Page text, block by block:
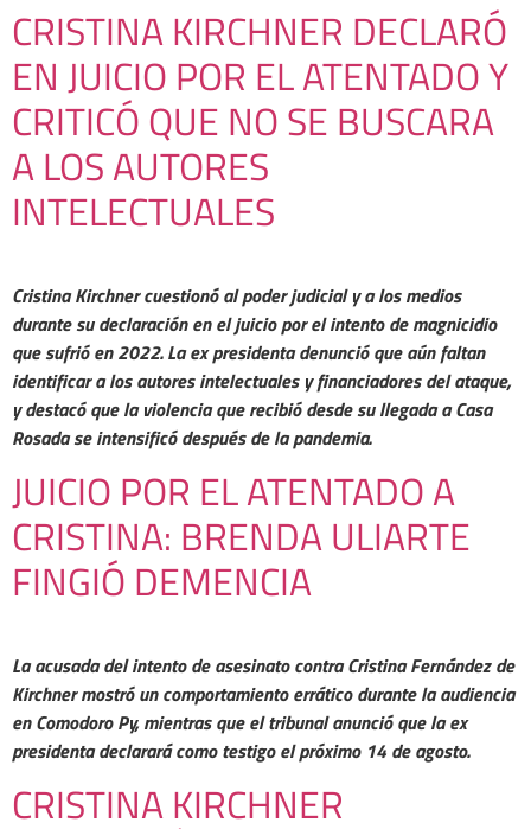
CRISTINA KIRCHNER DECLARÓ
EN JUICIO POR EL ATENTADO Y
CRITICÓ QUE NO SE BUSCARA
A LOS AUTORES
INTELECTUALES
Cristina Kirchner cuestionó al poder judicial y a los medios
durante su declaración en el juicio por el intento de magnicidio
que sufrió en 2022. La ex presidenta denunció que aún faltan
identificar a los autores intelectuales y financiadores del ataque,
y destacó que la violencia que recibió desde su llegada a Casa
Rosada se intensificó después de la pandemia.
JUICIO POR EL ATENTADO A
CRISTINA: BRENDA ULIARTE
FINGIÓ DEMENCIA
La acusada del intento de asesinato contra Cristina Fernández de
Kirchner mostró un comportamiento errático durante la audiencia
en Comodoro Py, mientras que el tribunal anunció que la ex
presidenta declarará como testigo el próximo 14 de agosto.
CRISTINA KIRCHNER